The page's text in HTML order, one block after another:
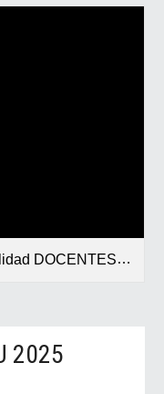
DOCENTES).pdf
2025